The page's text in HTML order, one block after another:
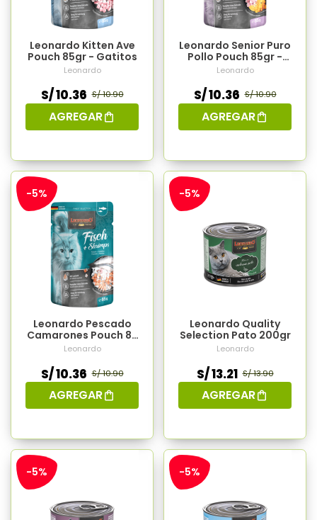
Leonardo Kitten Ave
Pouch 85gr - Gatitos
Leonardo
S/ 10.90
S/ 10.36
AGREGAR
Leonardo Senior Puro
Pollo Pouch 85gr -
Gato Adulto Mayor
Leonardo
S/ 10.90
S/ 10.36
AGREGAR
-5%
Leonardo Pescado
Camarones Pouch 85
Gr
Leonardo
S/ 10.90
S/ 10.36
AGREGAR
-5%
Leonardo Quality
Selection Pato 200gr
Leonardo
S/ 13.90
S/ 13.21
AGREGAR
-5% -5%